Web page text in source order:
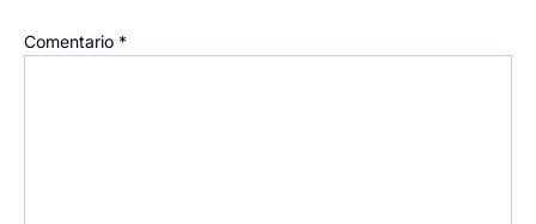
Comentario *